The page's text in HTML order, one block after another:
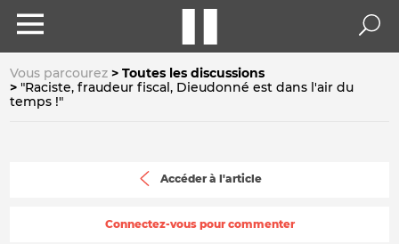
Vous parcourez
Toutes les discussions
"Raciste, fraudeur fiscal, Dieudonné est dans l'air du
temps !"
Accéder à l'article
Connectez-vous pour commenter